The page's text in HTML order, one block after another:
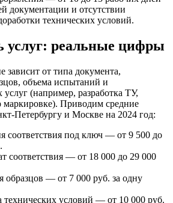
документации и отсутствии
технических условий.
услуг: реальные цифры
зависит от типа документа,
объема испытаний и
(например, разработка ТУ,
маркировке). Приводим средние
Петербургу и Москве на 2024 год:
соответствия под ключ — от 9 500 до
соответствия — от 18 000 до 29 000
образцов — от 7 000 руб. за одну
технических условий — от 10 000 руб.